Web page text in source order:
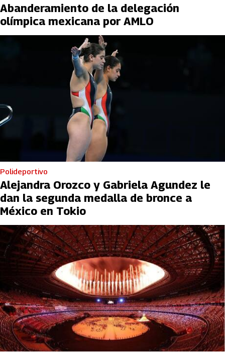
Abanderamiento de la delegación
olímpica mexicana por AMLO
Polideportivo
Alejandra Orozco y Gabriela Agundez le
dan la segunda medalla de bronce a
México en Tokio